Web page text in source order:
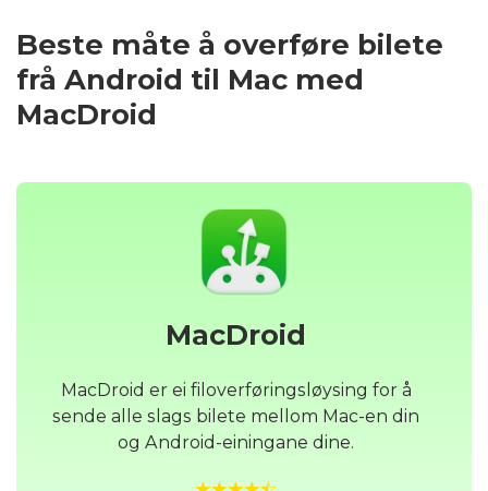
Beste måte å overføre bilete
frå Android til Mac med
MacDroid
MacDroid
MacDroid er ei filoverføringsløysing for å
sende alle slags bilete mellom Mac-en din
og Android-einingane dine.